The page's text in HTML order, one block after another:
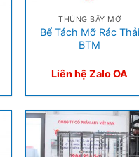
THÙNG BẪY MỠ
Bể Tách Mỡ Rác Thải
BTM
Liên hệ Zalo OA